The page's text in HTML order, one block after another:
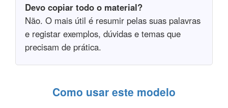
Devo copiar todo o material?
Não. O mais útil é resumir pelas suas palavras
e registar exemplos, dúvidas e temas que
precisam de prática.
Como usar este modelo